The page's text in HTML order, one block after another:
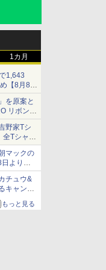
1カ月
1,643
【8月8日
景版」が
を原案と
リボンヒ
野家Tシ
全Tシャツ
始
マックの
より
チュウ&
キャンペ
もっと見る